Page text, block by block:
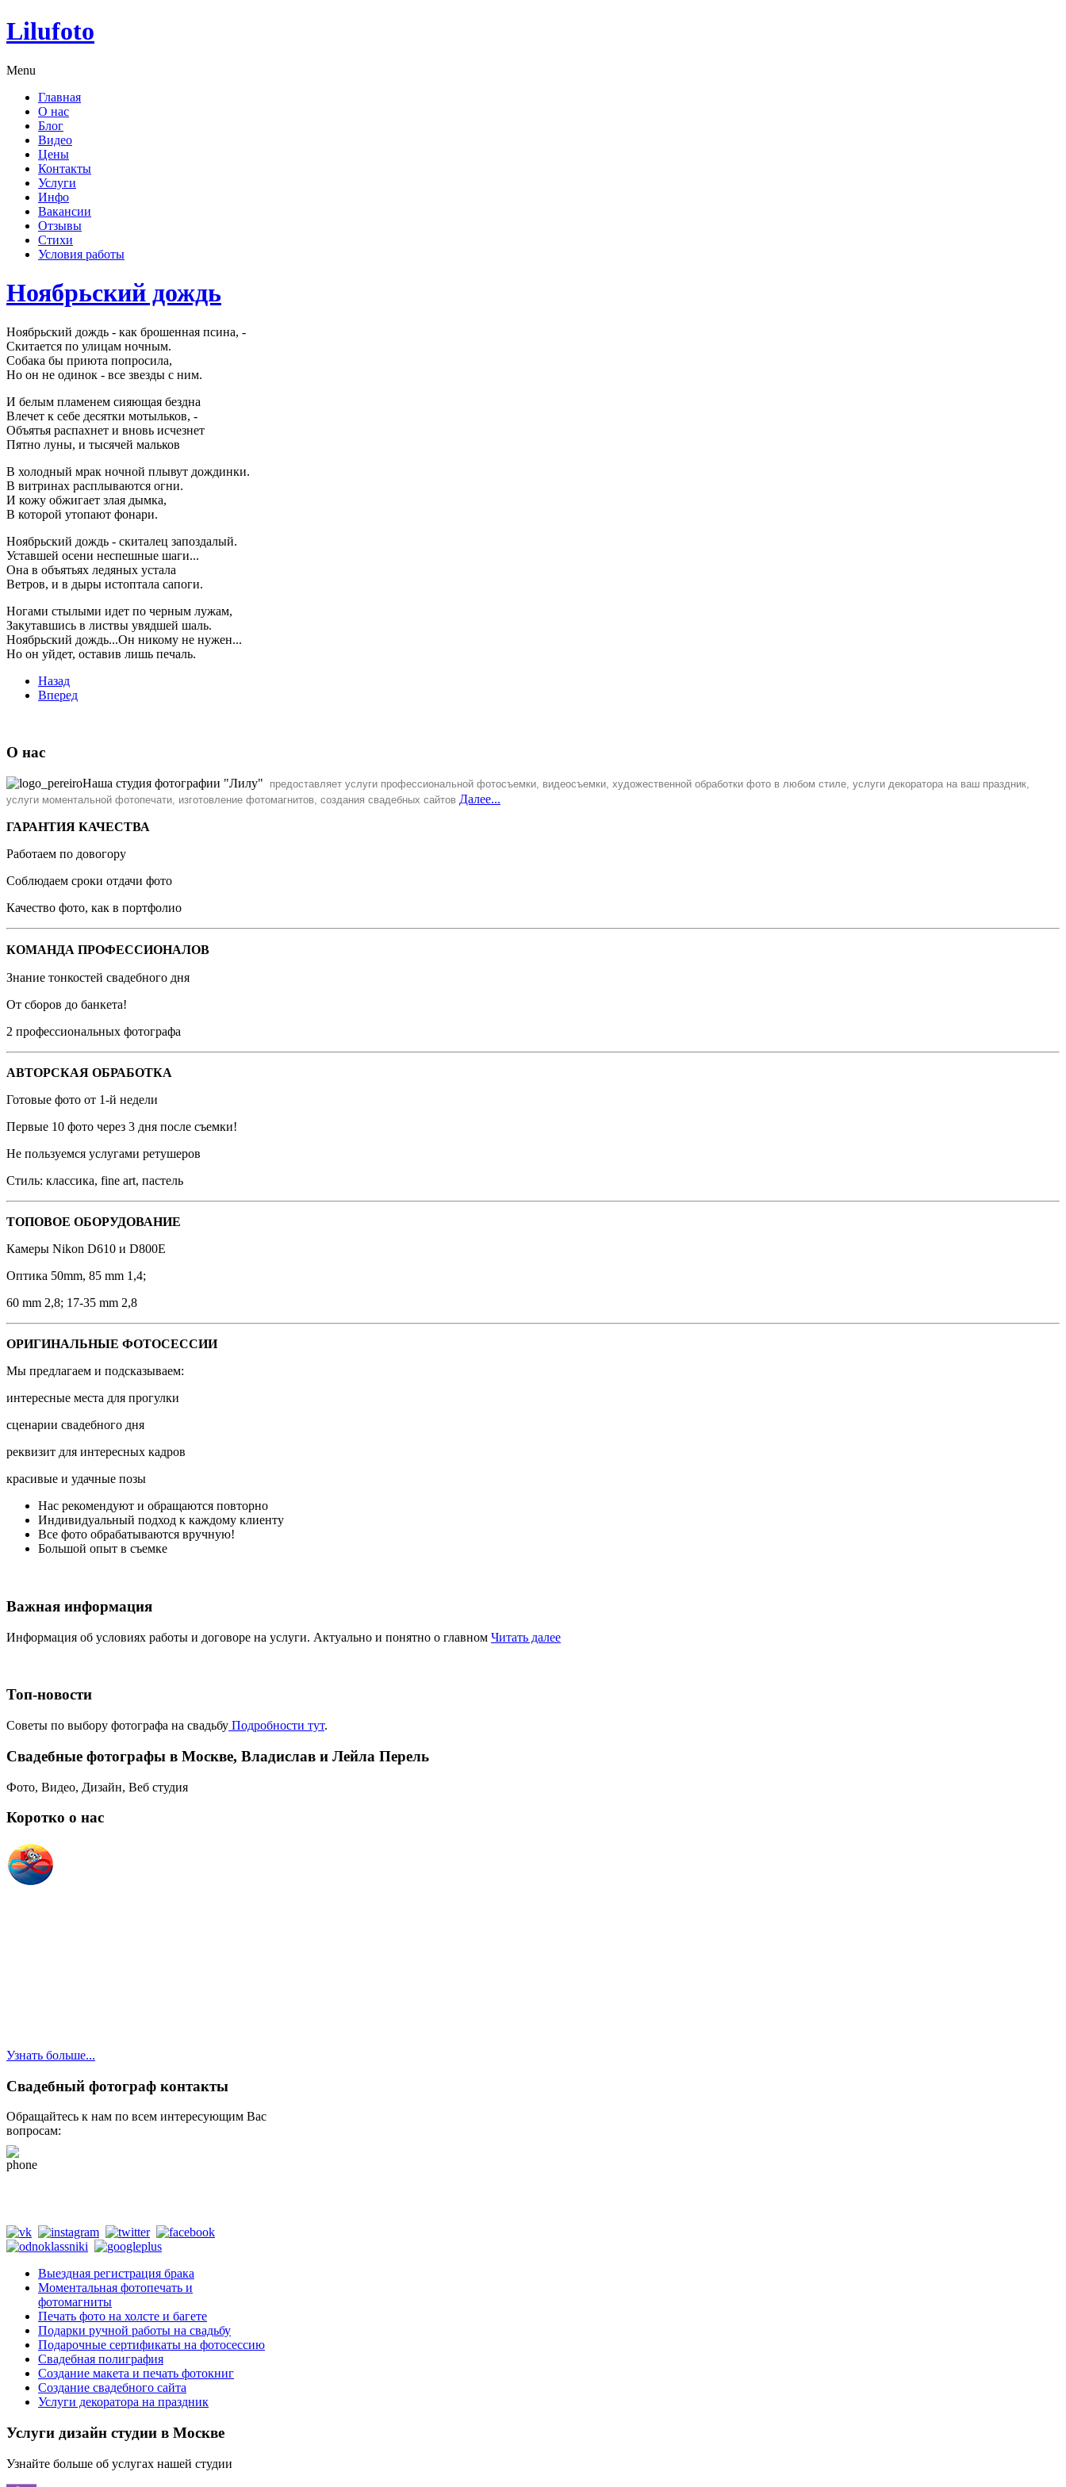
Lilufoto
Menu
Главная
О нас
Блог
Видео
Цены
Контакты
Услуги
Инфо
Вакансии
Отзывы
Стихи
Условия работы
Ноябрьский дождь
Ноябрьский дождь - как брошенная псина, -
Скитается по улицам ночным.
Собака бы приюта попросила,
Но он не одинок - все звезды с ним.
И белым пламенем сияющая бездна
Влечет к себе десятки мотыльков, -
Объятья распахнет и вновь исчезнет
Пятно луны, и тысячей мальков
В холодный мрак ночной плывут дождинки.
В витринах расплываются огни.
И кожу обжигает злая дымка,
В которой утопают фонари.
Ноябрьский дождь - скиталец запоздалый.
Уставшей осени неспешные шаги...
Она в объятьях ледяных устала
Ветров, и в дыры истоптала сапоги.
Ногами стылыми идет по черным лужам,
Закутавшись в листвы увядшей шаль.
Ноябрьский дождь...Он никому не нужен...
Но он уйдет, оставив лишь печаль.
Назад
Вперед
О нас
Наша студия фотографии "Лилу" предоставляет услуги профессиональной фотосъемки, видеосъемки, художественной обработки фото в любом стиле, услуги декоратора на ваш праздник,
услуги моментальной фотопечати, изготовление фотомагнитов, создания свадебных сайтов Далее...
ГАРАНТИЯ КАЧЕСТВА
Работаем по довогору
Соблюдаем сроки отдачи фото
Качество фото, как в портфолио
КОМАНДА ПРОФЕССИОНАЛОВ
Знание тонкостей свадебного дня
От сборов до банкета!
2 профессиональных фотографа
АВТОРСКАЯ ОБРАБОТКА
Готовые фото от 1-й недели
Первые 10 фото через 3 дня после съемки!
Не пользуемся услугами ретушеров
Стиль: классика, fine art, пастель
ТОПОВОЕ ОБОРУДОВАНИЕ
Камеры Nikon D610 и D800E
Оптика 50mm, 85 mm 1,4;
60 mm 2,8; 17-35 mm 2,8
ОРИГИНАЛЬНЫЕ ФОТОСЕССИИ
Мы предлагаем и подсказываем:
интересные места для прогулки
сценарии свадебного дня
реквизит для интересных кадров
красивые и удачные позы
Нас рекомендуют и обращаются повторно
Индивидуальный подход к каждому клиенту
Все фото обрабатываются вручную!
Большой опыт в съемке
Важная информация
Информация об условиях работы и договоре на услуги. Актуально и понятно о главном Читать далее
Топ-новости
Советы по выбору фотографа на свадьбу Подробности тут.
Свадебные фотографы в Москве, Владислав и Лейла Перель
Фото, Видео, Дизайн, Веб студия
Коротко о нас
Узнать больше...
Свадебный фотограф контакты
Обращайтесь к нам по всем интересующим Вас
вопросам:
Выездная регистрация брака
Моментальная фотопечать и
фотомагниты
Печать фото на холсте и багете
Подарки ручной работы на свадьбу
Подарочные сертификаты на фотосессию
Свадебная полиграфия
Создание макета и печать фотокниг
Создание свадебного сайта
Услуги декоратора на праздник
Услуги дизайн студии в Москве
Узнайте больше об услугах нашей студии